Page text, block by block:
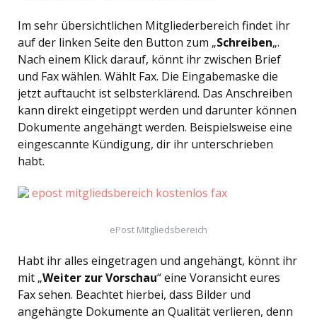
Im sehr übersichtlichen Mitgliederbereich findet ihr
auf der linken Seite den Button zum „Schreiben„.
Nach einem Klick darauf, könnt ihr zwischen Brief
und Fax wählen. Wählt Fax. Die Eingabemaske die
jetzt auftaucht ist selbsterklärend. Das Anschreiben
kann direkt eingetippt werden und darunter können
Dokumente angehängt werden. Beispielsweise eine
eingescannte Kündigung, dir ihr unterschrieben
habt.
ePost Mitgliedsbereich
Habt ihr alles eingetragen und angehängt, könnt ihr
mit „Weiter zur Vorschau“ eine Voransicht eures
Fax sehen. Beachtet hierbei, dass Bilder und
angehängte Dokumente an Qualität verlieren, denn